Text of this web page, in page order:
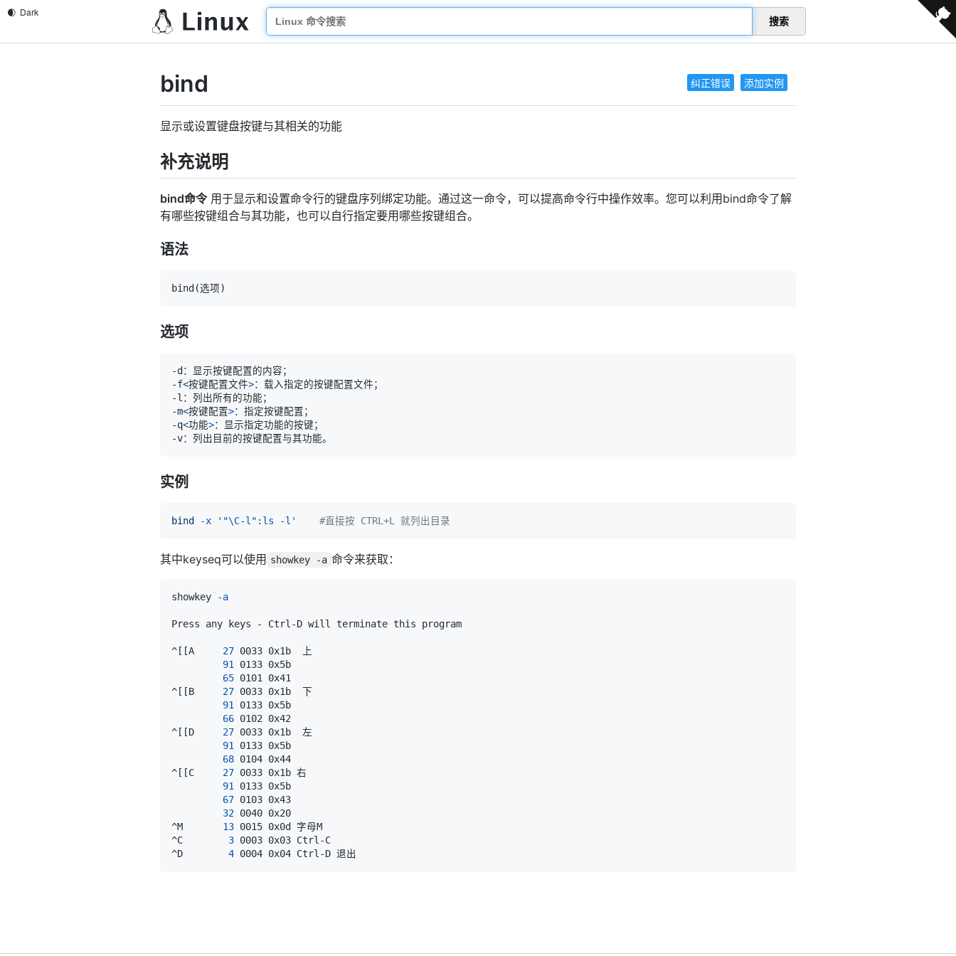
搜索
纠正错误 添加实例
bind
显示或设置键盘按键与其相关的功能
补充说明
bind命令用于显示和设置命令行的键盘序列绑定功能。通过这一命令，可以提高命令行中操作效率。您可以利用bind命令了解
有哪些按键组合与其功能，也可以自行指定要用哪些按键组合。
语法
bind (选项)
选项
-f<按键配置文件>
-m<按键配置>
-q<功能>
实例
bind -x '"\C-l":ls -l' #直接按 CTRL+L 就列出目录
其中keyseq可以使用 showkey -a 命令来获取：
showkey -a
^ [ [A 27
91
65
^ [ [B 27
91
66
^ [ [D 27
91
68
^ [ [C 27
91
67
32
^M 13
^C 3
^D 4